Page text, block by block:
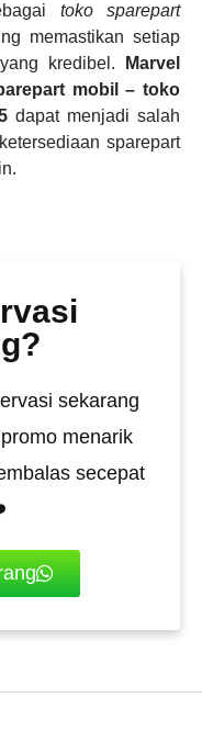
toko sparepart
memastikan setiap
kredibel.
Marvel
mobil – toko
dapat menjadi salah
sparepart
sekarang
menarik
secepat